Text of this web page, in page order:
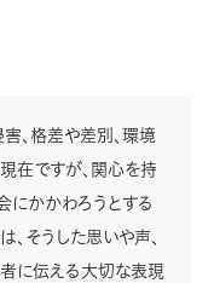
、格差や差別、環境
在ですが、関心を持
にかかわろうとする
そうした思いや声、
に伝える大切な表現